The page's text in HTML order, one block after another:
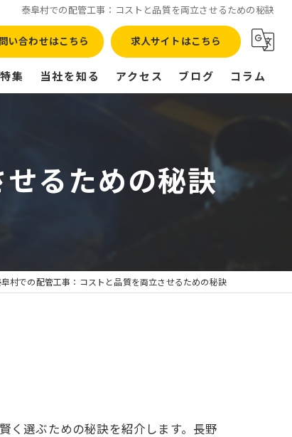
泰阜村での配管工事：コストと品質を両立させるための秘訣
い合わせはこちら 求人サイトはこちら
集 当社を知る
高収入
アクセス ブログ コラム
るための秘訣
阜村での配管工事：コストと品質を両立させるための秘訣
く選ぶための秘訣を紹介します。長野